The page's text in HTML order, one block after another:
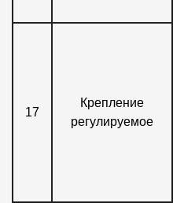
17
Крепление
регулируемое